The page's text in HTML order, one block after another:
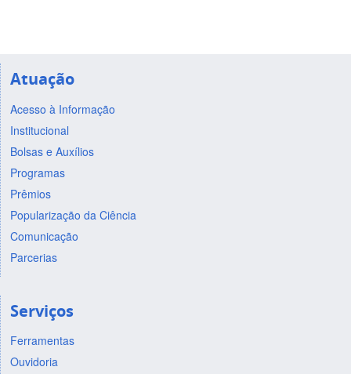
Atuação
Acesso à Informação
Institucional
Bolsas e Auxílios
Programas
Prêmios
Popularização da Ciência
Comunicação
Parcerias
Serviços
Ferramentas
Ouvidoria